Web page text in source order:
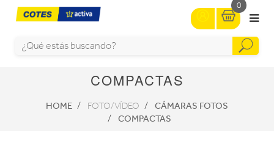
0
COMPACTAS
HOME FOTO/VÍDEO
CÁMARAS FOTOS
COMPACTAS